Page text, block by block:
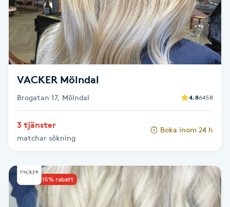
Pigmentbehandling
Pigmentfläckar
Powder brows
Power Yoga
PRX-T33
VACKER Mölndal
Brogatan 17, Mölndal 4.86458
3 tjänster
matchar sökning
Boka inom 24 h
Upp till 15% rabatt